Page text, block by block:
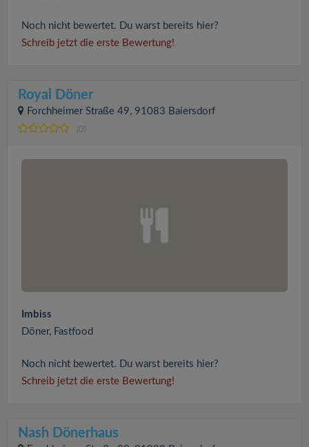
Noch nicht bewertet. Du warst bereits hier?
Schreib jetzt die erste Bewertung!
Royal Döner
Forchheimer Straße 49, 91083 Baiersdorf
(0)
Imbiss
Döner, Fastfood
Noch nicht bewertet. Du warst bereits hier?
Schreib jetzt die erste Bewertung!
Nash Dönerhaus